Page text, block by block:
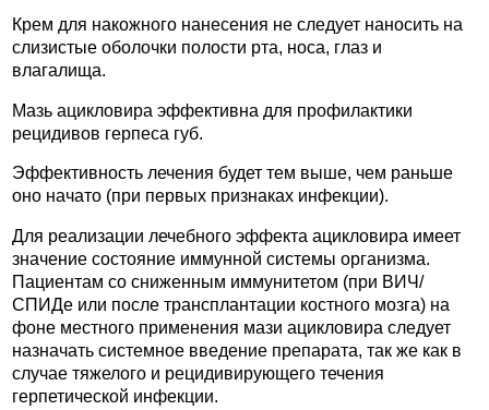
Крем для накожного нанесения не следует наносить на
слизистые оболочки полости рта, носа, глаз и
влагалища.
Мазь ацикловира эффективна для профилактики
рецидивов герпеса губ.
Эффективность лечения будет тем выше, чем раньше
оно начато (при первых признаках инфекции).
Для реализации лечебного эффекта ацикловира имеет
значение состояние иммунной системы организма.
Пациентам со сниженным иммунитетом (при ВИЧ/
СПИДе или после трансплантации костного мозга) на
фоне местного применения мази ацикловира следует
назначать системное введение препарата, так же как в
случае тяжелого и рецидивирующего течения
герпетической инфекции.